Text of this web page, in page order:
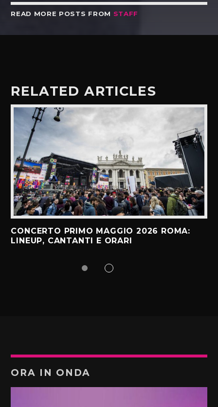
READ MORE POSTS FROM STAFF
RELATED ARTICLES
CONCERTO PRIMO MAGGIO 2026 ROMA:
LINEUP, CANTANTI E ORARI
ORA IN ONDA